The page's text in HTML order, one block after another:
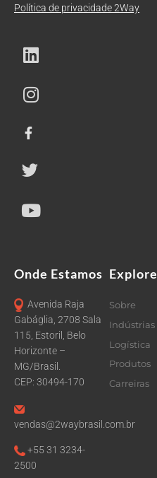
Política de privacidade 2Way
Onde Estamos
Avenida Raja
Gabáglia, 2708 Sala
115, Estoril, Belo
Horizonte –
MG/Brasil.
CEP: 30494-170
vendas@2waybrasil.com.br
+55 31 3234-
2500
Explore
Sobre
Indústrias
Logística
Produtos
Carreiras